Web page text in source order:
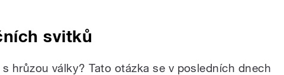
svitků
hrůzou války? Tato otázka se v posledních dnech